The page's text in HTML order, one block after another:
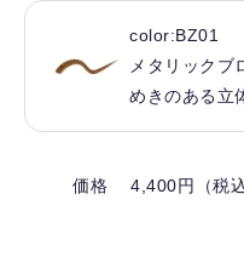
color:BZ01
メタリックブ
めきのある立
価格 4,400円（税込